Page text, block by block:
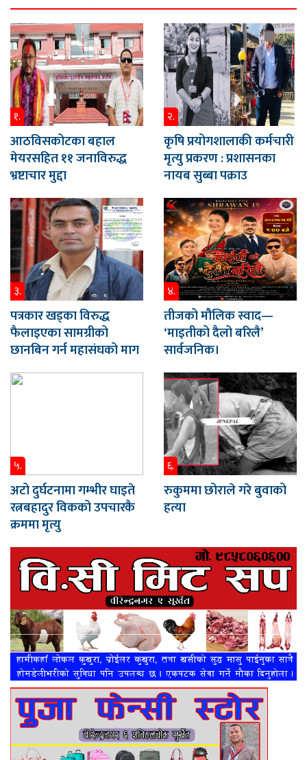
१.
आठविसकोटका बहाल
मेयरसहित ११ जनाविरुद्ध
भ्रष्टाचार मुद्दा
२.
कृषि प्रयोगशालाकी कर्मचारी
मृत्यु प्रकरण : प्रशासनका
नायब सुब्बा पक्राउ
३.
पत्रकार खड्का विरुद्ध
फैलाइएका सामग्रीको
छानबिन गर्न महासंघको माग
४.
तीजको मौलिक स्वाद—
‘माइतीको दैलो बरिलै’
सार्वजनिक।
५.
अटो दुर्घटनामा गम्भीर घाइते
रत्नबहादुर विकको उपचारकै
क्रममा मृत्यु
६.
रुकुममा छोराले गरे बुवाको
हत्या